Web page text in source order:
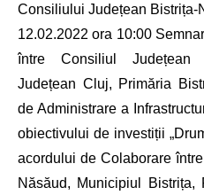
Consiliului Județean Bistrița-
12.02.2022 ora 10:00
între Consiliul Județean
Județean Cluj, Primăria
de Administrare a
obiectivului de investiții
acordului de Colaborare
Năsăud, Municipiul